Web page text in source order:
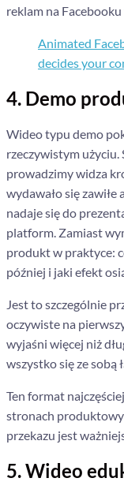
reklam na
Animated
decides your
4. Demo
Wideo typu demo
rzeczywistym użyciu.
prowadzimy widza
wydawało się
nadaje się do
platform. Zamiast
produkt w praktyce:
później i jaki efekt
Jest to szczególnie
oczywiste na
wyjaśni więcej niż
wszystko się ze sobą
Ten format
stronach
przekazu jest
5. Wideo